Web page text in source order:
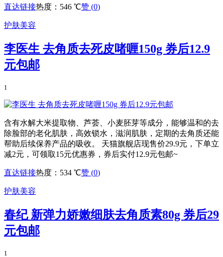
直达链接热度：546 ℃赞 (0)
护肤美容
李医生 去角质去死皮啫喱150g 券后12.9
元包邮
1
含有水解大米提取物、芦荟、小麦胚芽等成分，能够温和的去
除脸部的老化肌肤，高效锁水，滋润肌肤，定期的去角质还能
帮助后续保养产品的吸收。 天猫旗舰店现售价29.9元，下单立
减2元，可领取15元优惠券，券后实付12.9元包邮~
直达链接热度：534 ℃赞 (0)
护肤美容
春纪 新弹力娇嫩细肤去角质素80g 券后29
元包邮
1